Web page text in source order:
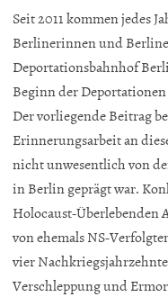
Seit 2011 kommen jedes
Berlinerinnen und
Deportationsbahnhof
Beginn der
Der vorliegende Beitrag
Erinnerungsarbeit an
nicht unwesentlich von
in Berlin geprägt war.
Holocaust-
von ehemals NS-
vier
Verschleppung und